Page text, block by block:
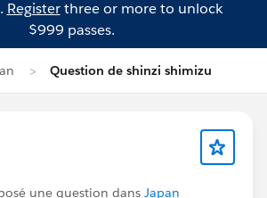
Registerthree or more to unlock
$999 passes.
Question de shinzi shimizu
une question dans Japan